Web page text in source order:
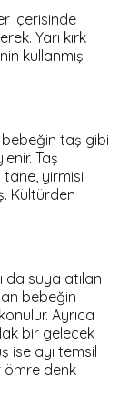
içerisinde
Yarı kırk
kullanmış
bebeğin taş gibi
Taş
tane, yirmisi
Kültürden
da suya atılan
bebeğin
Ayrıca
bir gelecek
ise ayı temsil
ömre denk